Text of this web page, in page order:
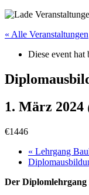
« Alle Veranstaltungen
Diese event hat
1. März 2024
€1446
« Lehrgang
Der